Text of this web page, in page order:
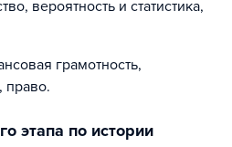
вероятность и статистика,
грамотность,
право.